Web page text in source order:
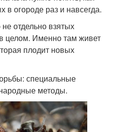
в огороде раз и навсегда.
отдельно взятых
целом. Именно там живет
плодит новых
специальные
методы.